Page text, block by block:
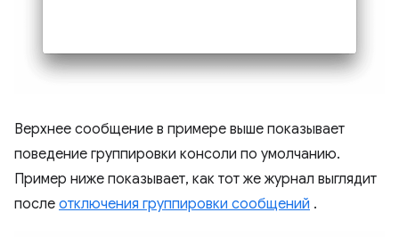
Верхнее сообщение в примере выше показывает
поведение группировки консоли по умолчанию.
Пример ниже показывает, как тот же журнал выглядит
после отключения группировки сообщений .